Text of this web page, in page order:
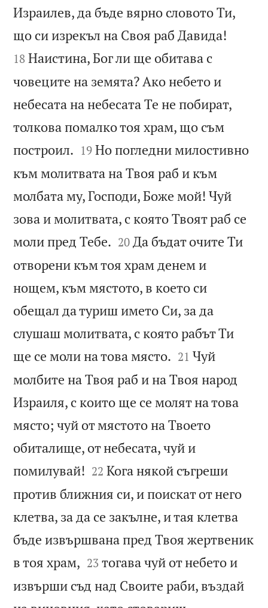
Израилев, да бъде вярно словото Ти,
що си изрекъл на Своя раб Давида!
18 Наистина, Бог ли ще обитава с
човеците на земята? Ако небето и
небесата на небесата Те не побират,
толкова помалко тоя храм, що съм
построил. 

19 Но погледни милостивно
към молитвата на Твоя раб и към
молбата му, Господи, Боже мой! Чуй
зова и молитвата, с която Твоят раб се
моли пред Тебе. 

20 Да бъдат очите Ти
отворени към тоя храм денем и
нощем, към мястото, в което си
обещал да туриш името Си, за да
слушаш молитвата, с която рабът Ти
ще се моли на това място. 

21 Чуй
молбите на Твоя раб и на Твоя народ
Израиля, с които ще се молят на това
място; чуй от мястото на Твоето
обиталище, от небесата, чуй и
помилувай! 

22 Кога някой съгреши
против ближния си, и поискат от него
клетва, за да се закълне, и тая клетва
бъде извършвана пред Твоя жертвеник
в тоя храм, 

23 тогава чуй от небето и
извърши съд над Своите раби, въздай